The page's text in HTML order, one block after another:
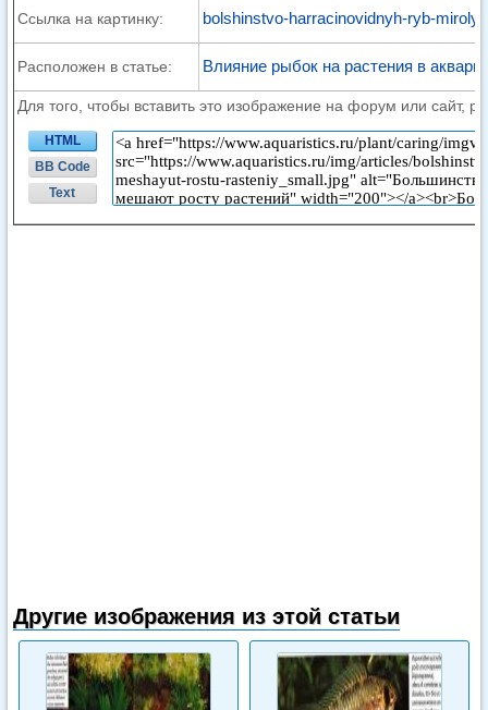
Ссылка на картинку: bolshinstvo-harracinovidnyh-ryb-
Расположен в статье: Влияние рыбок на растения в
Для того, чтобы вставить это изображение на форум или сайт,
HTML
BB Code
Text
Другие изображения из этой статьи